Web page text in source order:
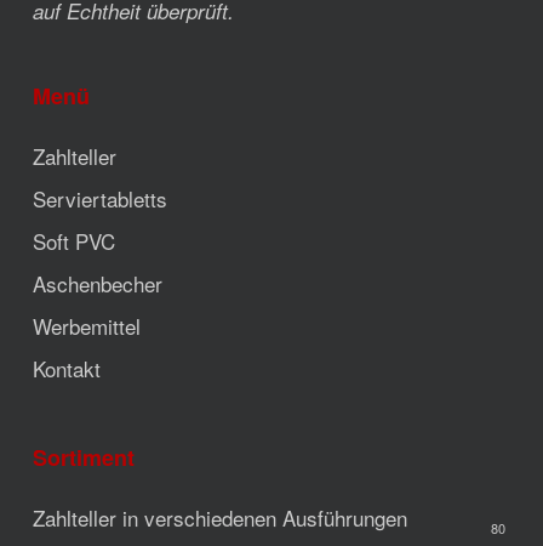
auf Echtheit überprüft.
Menü
Zahlteller
Serviertabletts
Soft PVC
Aschenbecher
Werbemittel
Kontakt
Sortiment
Zahlteller in verschiedenen Ausführungen 80